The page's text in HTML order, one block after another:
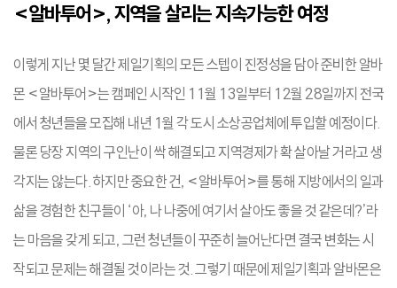
<알바투어>, 지역을 살리는 지속가능한 여정
이렇게 지난 몇 달간 제일기획의 모든 스텝이 진정성을 담아 준비한 알바
몬 <알바투어>는 캠페인 시작인 11월 13일부터 12월 28일까지 전국
에서 청년들을 모집해 내년 1월 각 도시 소상공업체에 투입할 예정이다.
물론 당장 지역의 구인난이 싹 해결되고 지역경제가 확 살아날 거라고 생
각지는 않는다. 하지만 중요한 건, <알바투어>를 통해 지방에서의 일과
삶을 경험한 친구들이 ‘아, 나 나중에 여기서 살아도 좋을 것 같은데?’라
는 마음을 갖게 되고, 그런 청년들이 꾸준히 늘어난다면 결국 변화는 시
작되고 문제는 해결될 것이라는 것. 그렇기 때문에 제일기획과 알바몬은